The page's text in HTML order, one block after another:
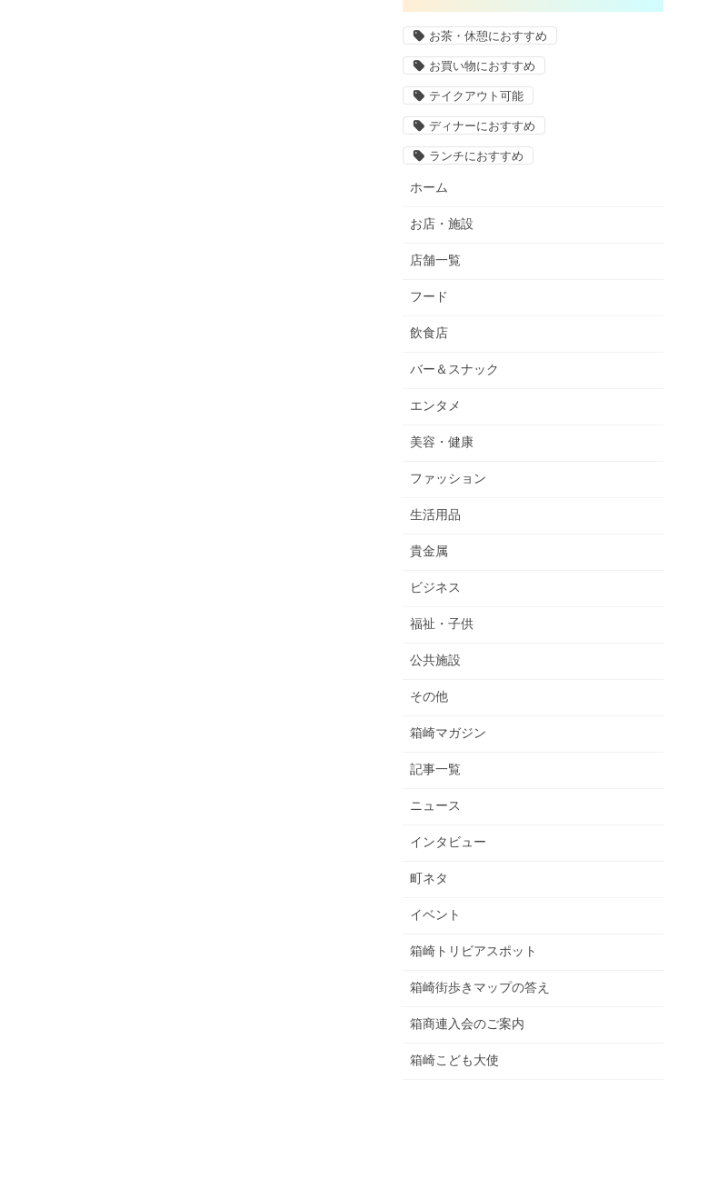
お茶・休憩におすすめ
お買い物におすすめ
テイクアウト可能
ディナーにおすすめ
ランチにおすすめ
ホーム
お店・施設
店舗一覧
フード
飲食店
バー＆スナック
エンタメ
美容・健康
ファッション
生活用品
貴金属
ビジネス
福祉・子供
公共施設
その他
箱崎マガジン
記事一覧
ニュース
インタビュー
町ネタ
イベント
箱崎トリビアスポット
箱崎街歩きマップの答え
箱商連入会のご案内
箱崎こども大使